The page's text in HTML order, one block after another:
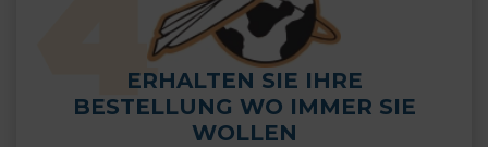
ERHALTEN SIE IHRE
BESTELLUNG WO IMMER SIE
WOLLEN